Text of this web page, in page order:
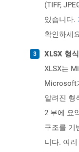
(TIFF,
있습니다.
확인하세
XLSX 형
XLSX는
Microsoft
알려진 형
2 부에 요
구조를 기
니다. 여